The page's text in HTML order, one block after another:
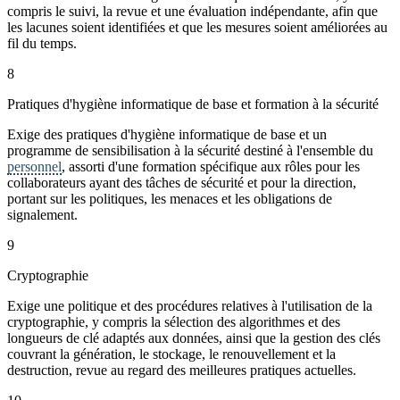
compris le suivi, la revue et une évaluation indépendante, afin que
les lacunes soient identifiées et que les mesures soient améliorées au
fil du temps.
8
Pratiques d'hygiène informatique de base et formation à la sécurité
Exige des pratiques d'hygiène informatique de base et un
programme de sensibilisation à la sécurité destiné à l'ensemble du
personnel, assorti d'une formation spécifique aux rôles pour les
collaborateurs ayant des tâches de sécurité et pour la direction,
portant sur les politiques, les menaces et les obligations de
signalement.
9
Cryptographie
Exige une politique et des procédures relatives à l'utilisation de la
cryptographie, y compris la sélection des algorithmes et des
longueurs de clé adaptés aux données, ainsi que la gestion des clés
couvrant la génération, le stockage, le renouvellement et la
destruction, revue au regard des meilleures pratiques actuelles.